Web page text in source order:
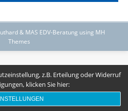
& MAS EDV-Beratung using MH
Themes
z.B. Erteilung oder Widerruf
klicken Sie hier: